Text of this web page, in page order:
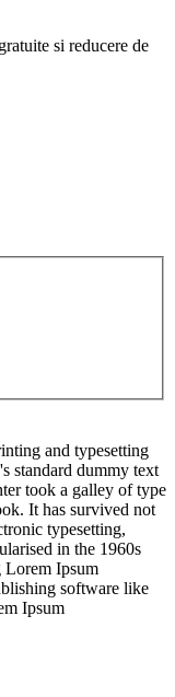
si reducere de
and typesetting
standard dummy text
took a galley of type
It has survived not
typesetting,
in the 1960s
Lorem Ipsum
software like
Ipsum